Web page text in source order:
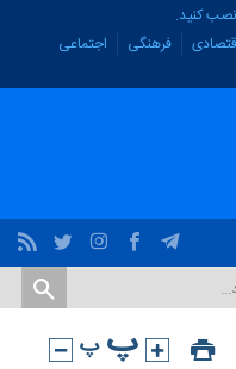
نصب کنید.
فرهنگی
اجتماعی